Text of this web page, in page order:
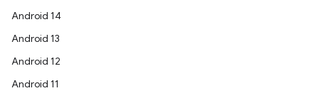
Android 14
Android 13
Android 12
Android 11